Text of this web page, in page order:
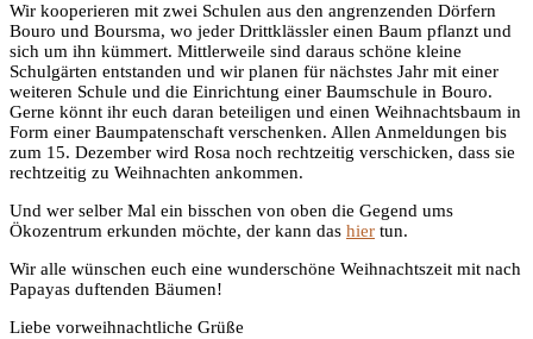
Wir kooperieren mit zwei Schulen aus den angrenzenden Dörfern
Bouro und Boursma, wo jeder Drittklässler einen Baum pflanzt und
sich um ihn kümmert. Mittlerweile sind daraus schöne kleine
Schulgärten entstanden und wir planen für nächstes Jahr mit einer
weiteren Schule und die Einrichtung einer Baumschule in Bouro.
Gerne könnt ihr euch daran beteiligen und einen Weihnachtsbaum in
Form einer Baumpatenschaft verschenken. Allen Anmeldungen bis
zum 15. Dezember wird Rosa noch rechtzeitig verschicken, dass sie
rechtzeitig zu Weihnachten ankommen.
Und wer selber Mal ein bisschen von oben die Gegend ums
Ökozentrum erkunden möchte, der kann das hier tun.
Wir alle wünschen euch eine wunderschöne Weihnachtszeit mit nach
Papayas duftenden Bäumen!
Liebe vorweihnachtliche Grüße